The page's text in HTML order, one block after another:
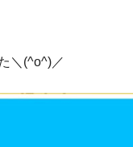
＼(^o^)／